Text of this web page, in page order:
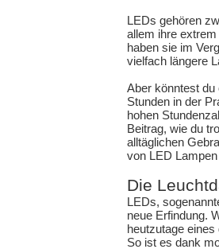
LEDs gehören
allem ihre
haben sie im
vielfach längere
Aber könntest du
Stunden in der
hohen
Beitrag, wie du
alltäglichen
von LED
Die
LEDs,
neue Erfindung.
heutzutage
So ist es dank